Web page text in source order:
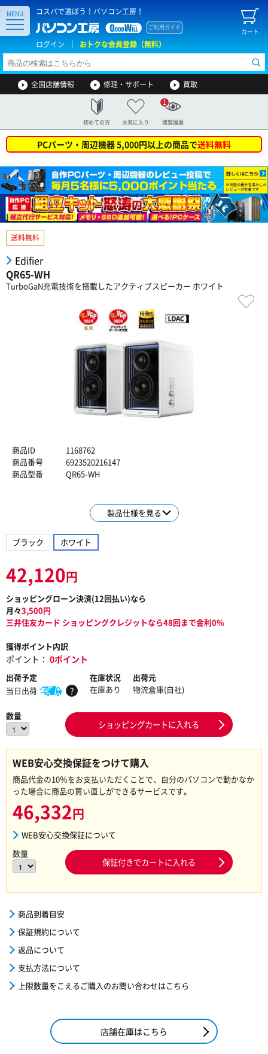
コスパで選ぼう！パソコン工房！
カート
ご利用ガイド
ログイン おトクな会員登録（無料）
MENU
全国店舗情報 修理・サポート 買取
初めての方 お気に入り 閲覧履歴
1
PCパーツ・周辺機器 5,000円以上の商品で送料無料
送料無料
Edifier
QR65-WH
TurboGaN充電技術を搭載したアクティブスピーカー ホワイト
商品ID
1168762
商品番号
6923520216147
商品型番
QR65-WH
製品仕様を見る
ブラック ホワイト
42,120円
ショッピングローン決済(12回払い)なら
月々3,500円
三井住友カード ショッピングクレジットなら48回まで金利0%
獲得ポイント内訳
ポイント： 0ポイント
出荷予定
当日出荷
?
在庫状況
在庫あり
出荷元
物流倉庫(自社)
数量
ショッピングカートに入れる
WEB安心交換保証をつけて購入
商品代金の10％をお支払いただくことで、自分のパソコンで動かなか
った場合に商品の買い直しができるサービスです。
46,332円
WEB安心交換保証について
数量
保証付きでカートに入れる
商品到着目安
保証規約について
返品について
支払方法について
上限数量をこえるご購入のお問い合わせはこちら
店舗在庫はこちら